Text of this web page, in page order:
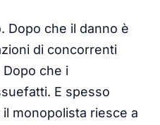
Dopo che il danno è
di concorrenti
che i
E spesso
monopolista riesce a